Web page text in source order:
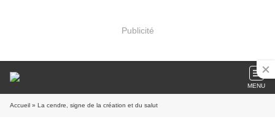
Publicité
MENU
Accueil » La cendre, signe de la création et du salut